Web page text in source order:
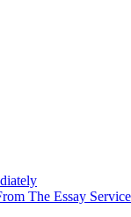
The Essay